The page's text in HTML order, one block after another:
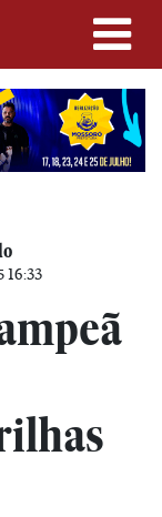
16:33